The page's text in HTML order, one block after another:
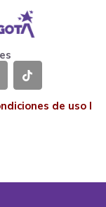
de uso I